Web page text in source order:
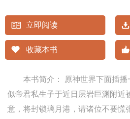
立即阅读
收藏本书
本书简介： 原神世界下面插
似帝君私生子于近日层岩巨渊附近
意，将封锁璃月港，请诸位不要慌